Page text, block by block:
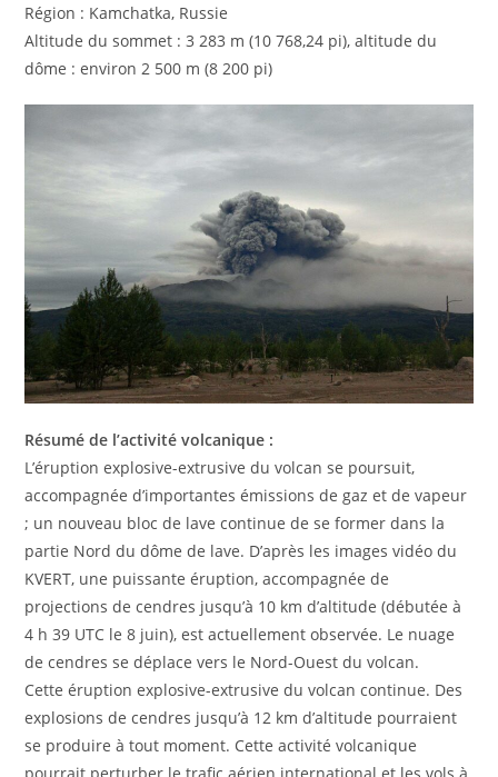
Région : Kamchatka, Russie
Altitude du sommet : 3 283 m (10 768,24 pi), altitude du
dôme : environ 2 500 m (8 200 pi)
Résumé de l’activité volcanique :
L’éruption explosive-extrusive du volcan se poursuit,
accompagnée d’importantes émissions de gaz et de vapeur
; un nouveau bloc de lave continue de se former dans la
partie Nord du dôme de lave. D’après les images vidéo du
KVERT, une puissante éruption, accompagnée de
projections de cendres jusqu’à 10 km d’altitude (débutée à
4 h 39 UTC le 8 juin), est actuellement observée. Le nuage
de cendres se déplace vers le Nord-Ouest du volcan.
Cette éruption explosive-extrusive du volcan continue. Des
explosions de cendres jusqu’à 12 km d’altitude pourraient
se produire à tout moment. Cette activité volcanique
pourrait perturber le trafic aérien international et les vols à